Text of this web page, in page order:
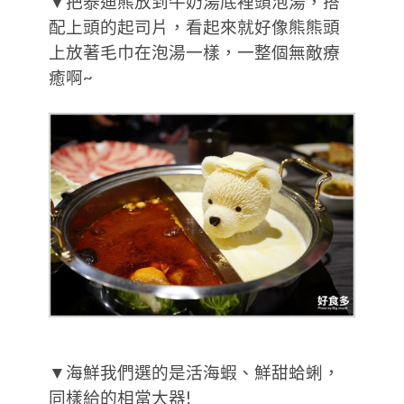
配上頭的起司片，看起來就好像熊熊頭
上放著毛巾在泡湯一樣，一整個無敵療
癒啊~
▼海鮮我們選的是活海蝦、鮮甜蛤蜊，
同樣給的相當大器!